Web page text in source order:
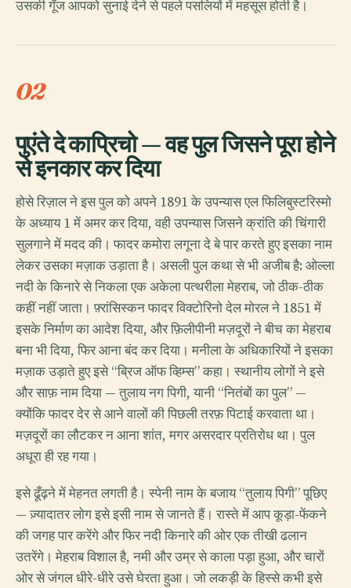
उसकी गूँज आपको सुनाई देने से पहले पसलियों में महसूस होती है।
02
पुएंते दे काप्रिचो — वह पुल जिसने पूरा होने
से इनकार कर दिया
होसे रिज़ाल ने इस पुल को अपने 1891 के उपन्यास एल फिलिबुस्टरिस्मो
के अध्याय 1 में अमर कर दिया, वही उपन्यास जिसने क्रांति की चिंगारी
सुलगाने में मदद की। फादर कमोरा लगूना दे बे पार करते हुए इसका नाम
लेकर उसका मज़ाक उड़ाता है। असली पुल कथा से भी अजीब है: ओल्ला
नदी के किनारे से निकला एक अकेला पत्थरीला मेहराब, जो ठीक-ठीक
कहीं नहीं जाता। फ़्रांसिस्कन फादर विक्टोरिनो देल मोरल ने 1851 में
इसके निर्माण का आदेश दिया, और फ़िलीपीनी मज़दूरों ने बीच का मेहराब
बना भी दिया, फिर आना बंद कर दिया। मनीला के अधिकारियों ने इसका
मज़ाक उड़ाते हुए इसे “ब्रिज ऑफ व्हिम्स” कहा। स्थानीय लोगों ने इसे
और साफ़ नाम दिया — तुलाय नग पिगी, यानी “नितंबों का पुल” —
क्योंकि फादर देर से आने वालों की पिछली तरफ़ पिटाई करवाता था।
मज़दूरों का लौटकर न आना शांत, मगर असरदार प्रतिरोध था। पुल
अधूरा ही रह गया।
इसे ढूँढ़ने में मेहनत लगती है। स्पेनी नाम के बजाय “तुलाय पिगी” पूछिए
— ज़्यादातर लोग इसे इसी नाम से जानते हैं। रास्ते में आप कूड़ा-फेंकने
की जगह पार करेंगे और फिर नदी किनारे की ओर एक तीखी ढलान
उतरेंगे। मेहराब विशाल है, नमी और उम्र से काला पड़ा हुआ, और चारों
ओर से जंगल धीरे-धीरे उसे घेरता हुआ। जो लकड़ी के हिस्से कभी इसे